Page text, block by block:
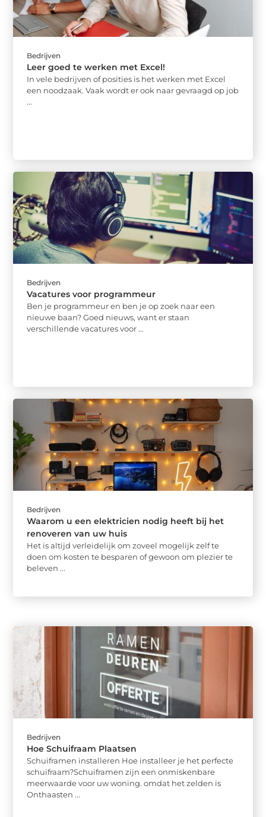
Bedrijven
Leer goed te werken met Excel!
In vele bedrijven of posities is het werken met Excel
een noodzaak. Vaak wordt er ook naar gevraagd op job
...
Bedrijven
Vacatures voor programmeur
Ben je programmeur en ben je op zoek naar een
nieuwe baan? Goed nieuws, want er staan
verschillende vacatures voor ...
Bedrijven
Waarom u een elektricien nodig heeft bij het
renoveren van uw huis
Het is altijd verleidelijk om zoveel mogelijk zelf te
doen om kosten te besparen of gewoon om plezier te
beleven ...
Bedrijven
Hoe Schuifraam Plaatsen
Schuiframen installeren Hoe installeer je het perfecte
schuifraam?Schuiframen zijn een onmiskenbare
meerwaarde voor uw woning. omdat het zelden is
Onthaasten ...